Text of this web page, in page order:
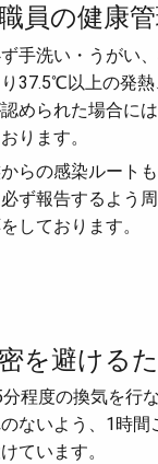
職員の健康管
手洗い・うがい
37.5℃以上の発
められた場合に
ります。
らの感染ルート
ず報告するよう
しております。
密を避ける
分程度の換気を行
ないよう、1時間
ています。